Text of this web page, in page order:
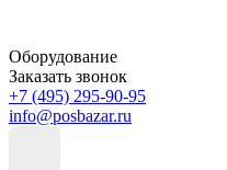
Оборудование
Заказать звонок
+7 (495) 295-90-95
info@posbazar.ru